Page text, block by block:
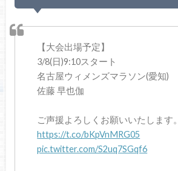
【大会出場予定】
3/8(日)9:10スタート
名古屋ウィメンズマラソン(愛知)
佐藤 早也伽
ご声援よろしくお願いいたします。
https://t.co/bKpVnMRG05
pic.twitter.com/S2uq7SGqf6